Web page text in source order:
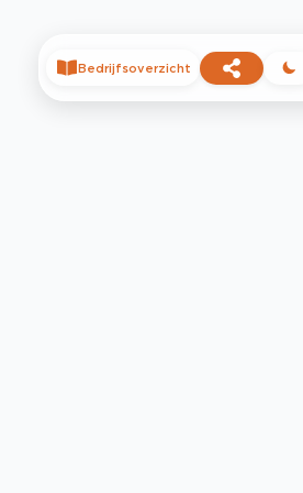
Bedrijfsoverzicht